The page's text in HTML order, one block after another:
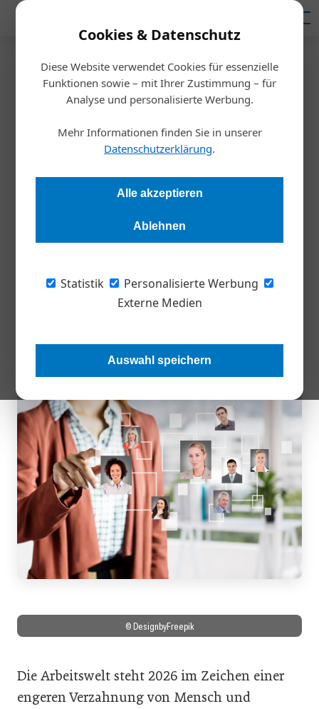
Cookies & Datenschutz
Diese Website verwendet Cookies für essenzielle
Funktionen sowie – mit Ihrer Zustimmung – für
Analyse und personalisierte Werbung.
Mehr Informationen finden Sie in unserer
Datenschutzerklärung.
Alle akzeptieren
Ablehnen
Statistik
Personalisierte Werbung
Externe Medien
Auswahl speichern
Startseite/Allgemein
KI und Skills: Fünf Trends
prägen die strategische
Personalarbeit
Unternehmen hinter den Erwartungen zurück. Laut einer
Cornerstone Studie entscheidet 2026 vor allem der
tatsächlich Wirkung entfalten.
© DesignbyFreepik
Die Arbeitswelt steht 2026 im Zeichen einer
engeren Verzahnung von Mensch und